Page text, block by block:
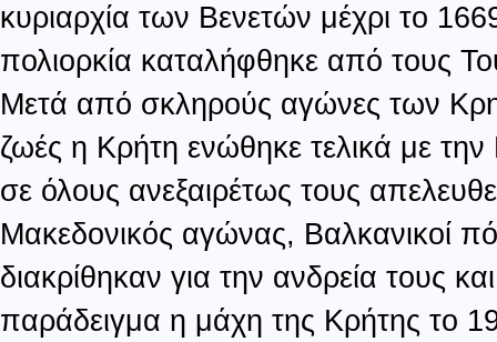
κυριαρχία των Βενετών μέχρι το
πολιορκία καταλήφθηκε από τους
Μετά από σκληρούς αγώνες των
ζωές η Κρήτη ενώθηκε τελικά με
σε όλους ανεξαιρέτως τους
Μακεδονικός αγώνας, Βαλκανικοί
διακρίθηκαν για την ανδρεία τους
παράδειγμα η μάχη της Κρήτης το